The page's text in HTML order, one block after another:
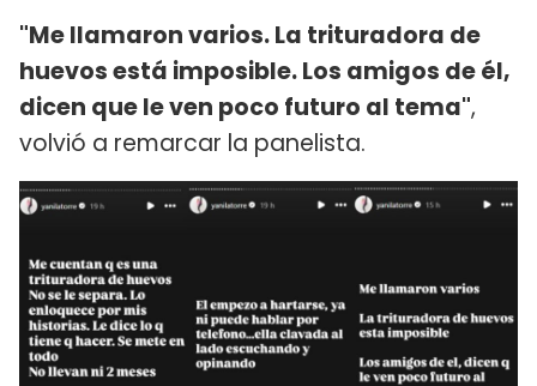
"Me llamaron varios. La trituradora de
huevos está imposible. Los amigos de él,
dicen que le ven poco futuro al tema",
volvió a remarcar la panelista.